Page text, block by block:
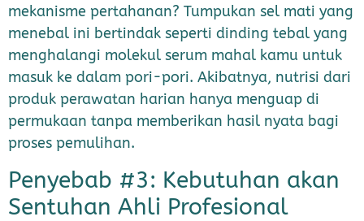
mekanisme pertahanan? Tumpukan sel mati yang
menebal ini bertindak seperti dinding tebal yang
menghalangi molekul serum mahal kamu untuk
masuk ke dalam pori-pori. Akibatnya, nutrisi dari
produk perawatan harian hanya menguap di
permukaan tanpa memberikan hasil nyata bagi
proses pemulihan.
Penyebab #3: Kebutuhan akan
Sentuhan Ahli Profesional